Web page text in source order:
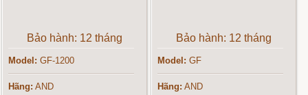
Bảo hành: 12 tháng
Model: GF-1200
Hãng: AND
Bảo hành: 12 tháng
Model: GF
Hãng: AND